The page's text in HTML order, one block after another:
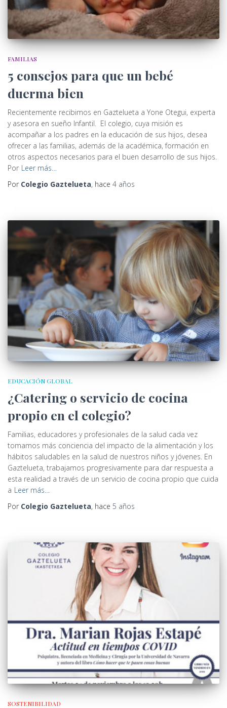
FAMILIAS
5 consejos para que un bebé
duerma bien
Recientemente recibimos en Gaztelueta a Yone Otegui, experta
y asesora en sueño Infantil. El colegio, cuya misión es
acompañar a los padres en la educación de sus hijos, desea
ofrecer a las familias, además de la académica, formación en
otros aspectos necesarios para el buen desarrollo de sus hijos.
Por Leer más…
Por Colegio Gaztelueta, hace 4 años
EDUCACIÓN GLOBAL
¿Catering o servicio de cocina
propio en el colegio?
Familias, educadores y profesionales de la salud cada vez
tomamos más conciencia del impacto de la alimentación y los
hábitos saludables en la salud de nuestros niños y jóvenes. En
Gaztelueta, trabajamos progresivamente para dar respuesta a
esta realidad a través de un servicio de cocina propio que cuida
a Leer más…
Por Colegio Gaztelueta, hace 5 años
SOSTENIBILIDAD